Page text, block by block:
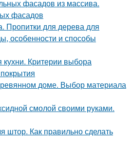
фасадов из массива.
фасадов
Пропитки для дерева для
особенности и способы
Критерии выбора
доме. Выбор материала
смолой своими руками.
штор. Как правильно сделать